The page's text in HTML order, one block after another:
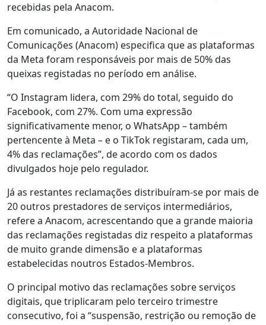
recebidas pela Anacom.
Em comunicado, a Autoridade Nacional de
Comunicações (Anacom) especifica que as plataformas
da Meta foram responsáveis por mais de 50% das
queixas registadas no período em análise.
“O Instagram lidera, com 29% do total, seguido do
Facebook, com 27%. Com uma expressão
significativamente menor, o WhatsApp – também
pertencente à Meta – e o TikTok registaram, cada um,
4% das reclamações”, de acordo com os dados
divulgados hoje pelo regulador.
Já as restantes reclamações distribuíram-se por mais de
20 outros prestadores de serviços intermediários,
refere a Anacom, acrescentando que a grande maioria
das reclamações registadas diz respeito a plataformas
de muito grande dimensão e a plataformas
estabelecidas noutros Estados-Membros.
O principal motivo das reclamações sobre serviços
digitais, que triplicaram pelo terceiro trimestre
consecutivo, foi a “suspensão, restrição ou remoção de